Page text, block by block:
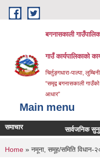
Skip to main content
बगनासकाली
गाउँ कार्यपालिकाको
चिर्तुङ्गधारा-पाल्पा,
“समृद्व बगनासकाली
आधार”
Main menu
समाचार सार्वजनिक सुनुवाइ
You are here
Home » नमूना, समूह/समिति विधान-